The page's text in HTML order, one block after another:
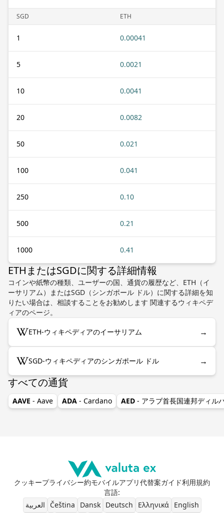
SGD ETH
1 0.00041
5 0.0021
10 0.0041
20 0.0082
50 0.021
100 0.041
250 0.10
500 0.21
1000 0.41
ETHまたはSGDに関する詳細情報
コインや紙幣の種類、ユーザーの国、通貨の履歴など、ETH（イ
ーサリアム）またはSGD（シンガポール ドル）に関する詳細を知
りたい場合は、相談することをお勧めします 関連するウィキペデ
ィアのページ。
ETH-ウィキペディアのイーサリアム →
SGD-ウィキペディアのシンガポール ドル →
すべての通貨
AAVE - Aave ADA - Cardano AED - アラブ首長国連邦ディル
クッキープライバシー約モバイルアプリ代替案ガイド利用規約
言語:
العربية
Čeština Dansk Deutsch Ελληνικά English